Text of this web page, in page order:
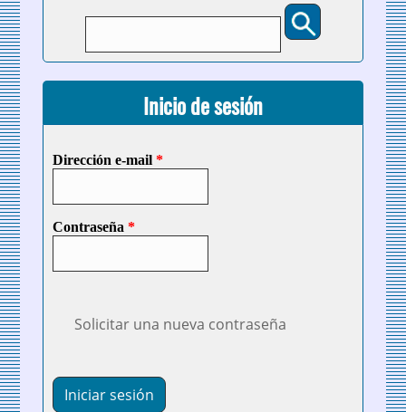
Inicio de sesión
Dirección e-mail *
Contraseña *
Solicitar una nueva contraseña